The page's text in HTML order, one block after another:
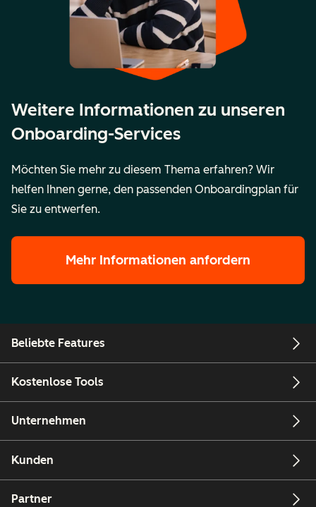
Weitere Informationen zu unseren
Onboarding-Services
Möchten Sie mehr zu diesem Thema erfahren? Wir
helfen Ihnen gerne, den passenden Onboardingplan für
Sie zu entwerfen.
Mehr Informationen anfordern
Beliebte Features
Kostenlose Tools
Unternehmen
Kunden
Partner